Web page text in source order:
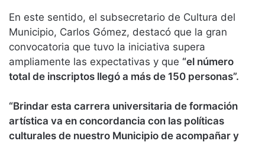
En este sentido, el subsecretario de Cultura del
Municipio, Carlos Gómez, destacó que la gran
convocatoria que tuvo la iniciativa supera
ampliamente las expectativas y que “el número
total de inscriptos llegó a más de 150 personas”.
“Brindar esta carrera universitaria de formación
artística va en concordancia con las políticas
culturales de nuestro Municipio de acompañar y